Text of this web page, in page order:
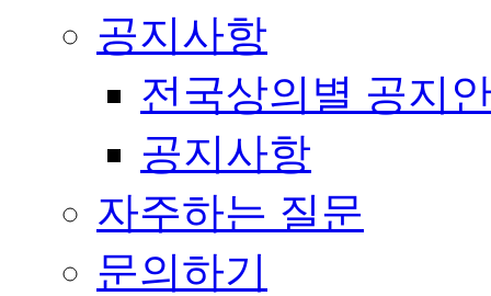
공지사항
전국상의별 공지
공지사항
자주하는 질문
문의하기